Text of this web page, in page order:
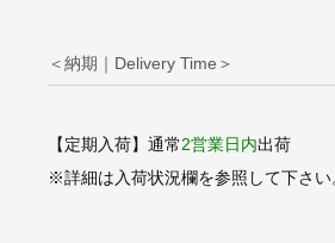
＜納期｜Delivery Time＞
【定期入荷】通常2営業日内出荷
※詳細は入荷状況欄を参照して下さい